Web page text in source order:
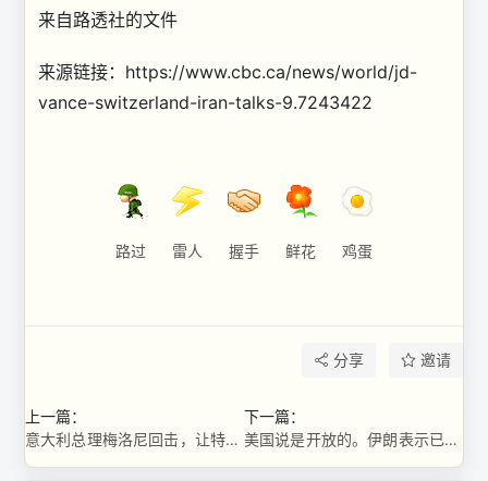
来自路透社的文件
来源链接：https://www.cbc.ca/news/world/jd-
vance-switzerland-iran-talks-9.7243422
路过 雷人 握手 鲜花 鸡蛋
分享 邀请
上一篇：
意大利总理梅洛尼回击，让特朗普担心自己的受欢迎程度
下一篇：
美国说是开放的。伊朗表示已关闭。霍尔木兹海峡依然岌岌可危 ...